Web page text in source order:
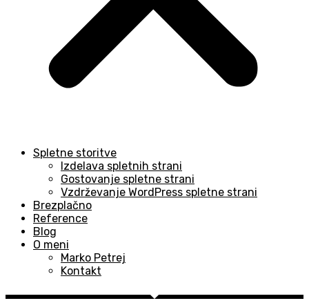
Spletne storitve
Izdelava spletnih strani
Gostovanje spletne strani
Vzdrževanje WordPress spletne strani
Brezplačno
Reference
Blog
O meni
Marko Petrej
Kontakt